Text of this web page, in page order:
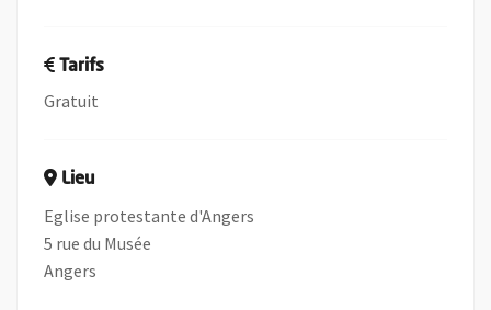
Tarifs
Gratuit
Lieu
Eglise protestante d'Angers
5 rue du Musée
Angers